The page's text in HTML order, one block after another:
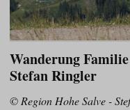
Wanderung
Stefan Ringler
© Region Hohe Salve -